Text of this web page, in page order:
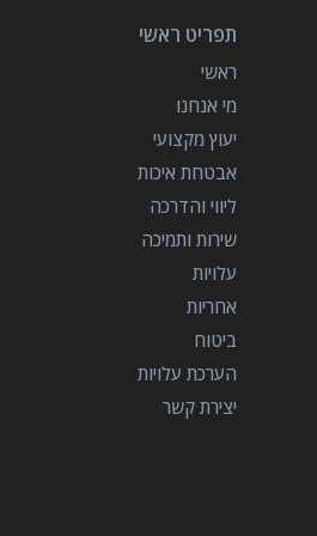
תפריט ראשי
ראשי
מי אנחנו
יעוץ מקצועי
אבטחת איכות
ליווי והדרכה
שירות ותמיכה
עלויות
אחריות
ביטוח
הערכת עלויות
יצירת קשר